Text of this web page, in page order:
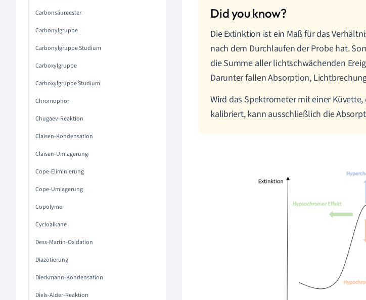
Carbonsäureester
Carbonylgruppe
Carbonylgruppe Studium
Carboxylgruppe
Carboxylgruppe Studium
Chromophor
Chugaev-Reaktion
Claisen-Kondensation
Claisen-Umlagerung
Cope-Eliminierung
Cope-Umlagerung
Copolymer
Cycloalkane
Dess-Martin-Oxidation
Diazotierung
Dieckmann-Kondensation
Diels-Alder-Reaktion
Die Extinktion ist ein Maß für das
nach dem Durchlaufen der Probe hat.
die Summe aller lichtschwächenden
Darunter fallen Absorption,
Wird das Spektrometer mit einer
kalibriert, kann ausschließlich die